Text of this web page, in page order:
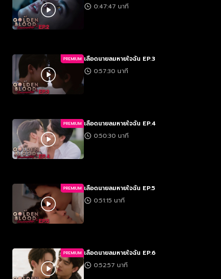
0:47:47 นาที
PREMIUM เลือดนายลมหายใจฉัน EP.3
0:57:30 นาที
PREMIUM เลือดนายลมหายใจฉัน EP.4
0:50:30 นาที
PREMIUM เลือดนายลมหายใจฉัน EP.5
0:51:15 นาที
PREMIUM เลือดนายลมหายใจฉัน EP.6
0:52:57 นาที